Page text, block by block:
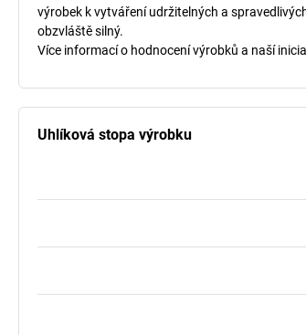
výrobek k vytváření udržitelných a
obzvláště silný.
Více informací o hodnocení výrobků a naší
Uhlíková stopa výrobku